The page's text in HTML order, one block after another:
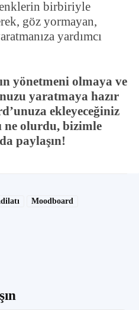
birbiriyle
göz yormayan,
yardımcı
yönetmeni olmaya ve
yaratmaya hazır
ekleyeceğiniz
ne olurdu, bizimle
paylaşın!
Moodboard